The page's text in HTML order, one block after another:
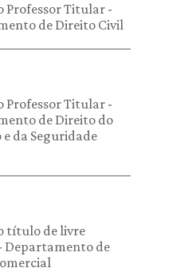
Professor Titular -
de Direito Civil
Professor Titular -
de Direito do
da Seguridade
título de livre
Departamento de